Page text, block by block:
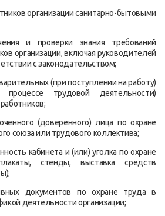
организации санитарно-бытовыми
и проверки знания требований
организации, включая руководителей
с законодательством;
(при поступлении на работу)
трудовой деятельности)
(доверенного) лица по охране
союза или трудового коллектива;
кабинета и (или) уголка по охране
стенды, выставка средств
документов по охране труда в
деятельности организации;